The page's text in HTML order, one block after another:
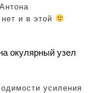
и в этой
окулярный узел
усиления